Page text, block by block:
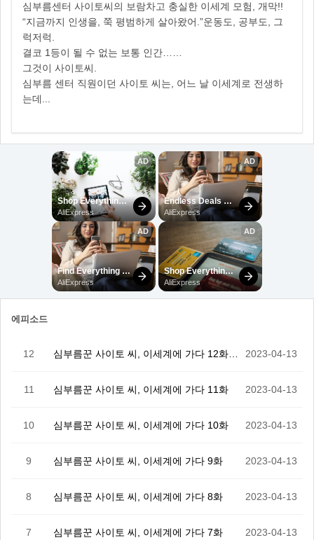
심부름센터 사이토씨의 보람차고 충실한 이세계 모험, 개막!!
“지금까지 인생을, 쭉 평범하게 살아왔어.”운동도, 공부도, 그
럭저럭.
결코 1등이 될 수 없는 보통 인간……
그것이 사이토씨.
심부름 센터 직원이던 사이토 씨는, 어느 날 이세계로 전생하
는데...
에피소드
12 2023-04-13
11 심부름꾼 사이토 씨, 이세계에 가다 11화 2023-04-13
10 심부름꾼 사이토 씨, 이세계에 가다 10화 2023-04-13
9 심부름꾼 사이토 씨, 이세계에 가다 9화 2023-04-13
8 심부름꾼 사이토 씨, 이세계에 가다 8화 2023-04-13
7 심부름꾼 사이토 씨, 이세계에 가다 7화 2023-04-13